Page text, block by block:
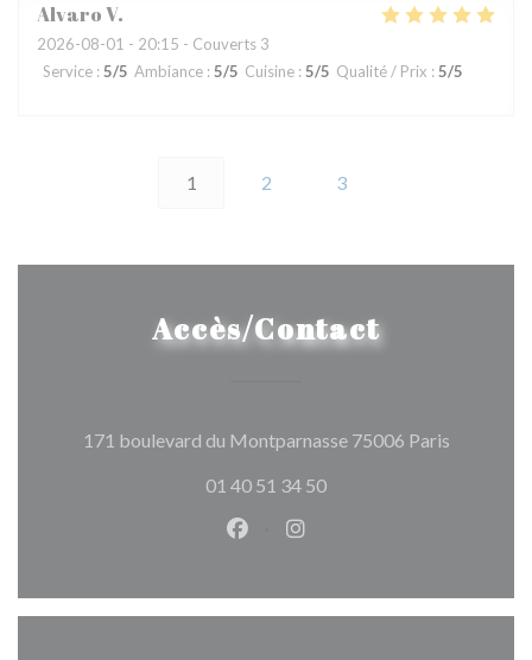
AlvaroV
2026-08-01 - 20:15 - Couverts 3
Service : 5/5 Ambiance : 5/5 Cuisine : 5/5 Qualité / Prix : 5/5
1 2 3
Accès/Contact
171 boulevard du Montparnasse 75006 Paris((ouvre
01 40 51 34 50
Facebook ((ouvre une
Instagram ((ouvre une